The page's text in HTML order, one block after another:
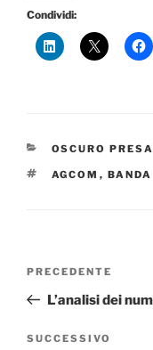
Condividi:
CATEGORIE
OSCURO
TAG
AGCOM ,
Articolo
precedente:
PRECEDENTE
L’analisi dei
Articolo
SUCCESSIVO